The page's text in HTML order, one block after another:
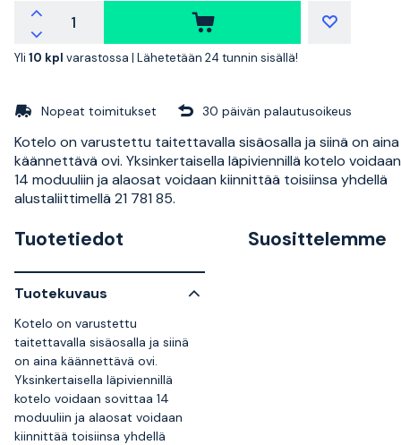
Yli 10 kpl varastossa | Lähetetään 24 tunnin sisällä!
Nopeat toimitukset 30 päivän palautusoikeus
Kotelo on varustettu taitettavalla sisäosalla ja siinä on aina
käännettävä ovi. Yksinkertaisella läpiviennillä kotelo
14 moduuliin ja alaosat voidaan kiinnittää toisiinsa yhdellä
alustaliittimellä 21 781 85.
Tuotetiedot
Tuotekuvaus
Kotelo on varustettu
taitettavalla sisäosalla ja siinä
on aina käännettävä ovi.
Yksinkertaisella läpiviennillä
kotelo voidaan sovittaa 14
moduuliin ja alaosat voidaan
kiinnittää toisiinsa yhdellä
Suosittelemme